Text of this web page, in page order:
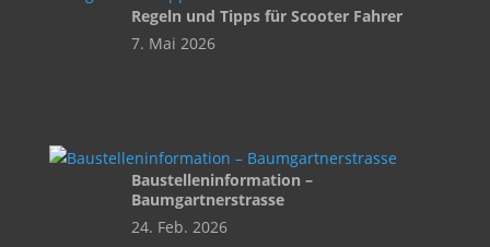
Regeln und Tipps für Scooter Fahrer
7. Mai 2026
Baustelleninformation –
Baumgartnerstrasse
24. Feb. 2026